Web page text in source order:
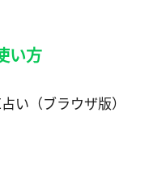
い方
い（ブラウザ版）